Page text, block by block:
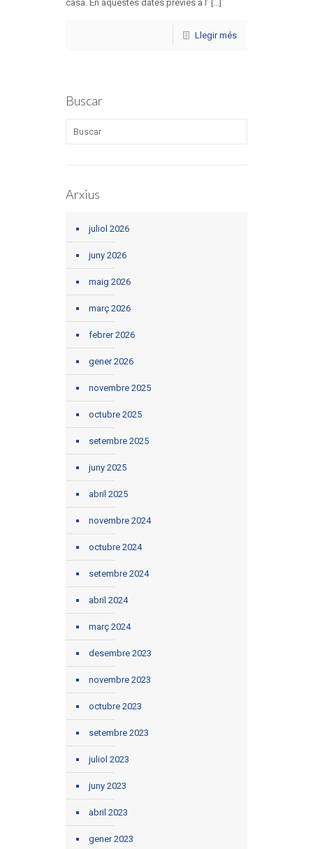
casa. En aquestes dates prèvies a l’ [...]
Llegir més
Buscar
Arxius
juliol 2026
juny 2026
maig 2026
març 2026
febrer 2026
gener 2026
novembre 2025
octubre 2025
setembre 2025
juny 2025
abril 2025
novembre 2024
octubre 2024
setembre 2024
abril 2024
març 2024
desembre 2023
novembre 2023
octubre 2023
setembre 2023
juliol 2023
juny 2023
abril 2023
gener 2023